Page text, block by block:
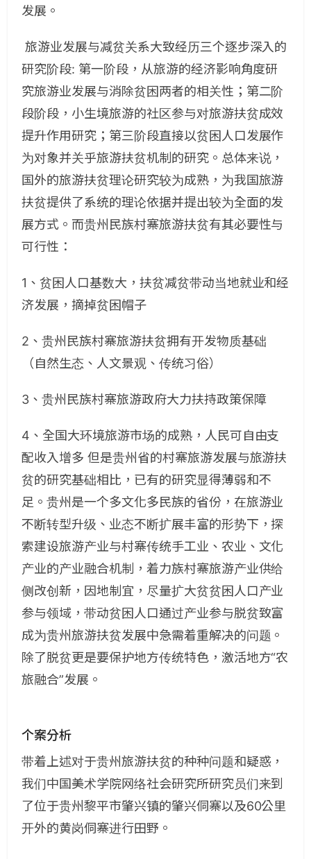
发展。
旅游业发展与减贫关系大致经历三个逐步深入的
研究阶段: 第一阶段，从旅游的经济影响角度研
究旅游业发展与消除贫困两者的相关性；第二阶
段阶段，小生境旅游的社区参与对旅游扶贫成效
提升作用研究；第三阶段直接以贫困人口发展作
为对象并关乎旅游扶贫机制的研究。总体来说，
国外的旅游扶贫理论研究较为成熟，为我国旅游
扶贫提供了系统的理论依据并提出较为全面的发
展方式。而贵州民族村寨旅游扶贫有其必要性与
可行性：
1、贫困人口基数大，扶贫减贫带动当地就业和经
济发展，摘掉贫困帽子
2、贵州民族村寨旅游扶贫拥有开发物质基础
（自然生态、人文景观、传统习俗）
3、贵州民族村寨旅游政府大力扶持政策保障
4、全国大环境旅游市场的成熟，人民可自由支
配收入增多 但是贵州省的村寨旅游发展与旅游扶
贫的研究基础相比，已有的研究显得薄弱和不
足。贵州是一个多文化多民族的省份，在旅游业
不断转型升级、业态不断扩展丰富的形势下，探
索建设旅游产业与村寨传统手工业、农业、文化
产业的产业融合机制，着力族村寨旅游产业供给
侧改创新，因地制宜，尽量扩大贫贫困人口产业
参与领域，带动贫困人口通过产业参与脱贫致富
成为贵州旅游扶贫发展中急需着重解决的问题。
除了脱贫更是要保护地方传统特色，激活地方“农
旅融合”发展。
个案分析
带着上述对于贵州旅游扶贫的种种问题和疑惑，
我们中国美术学院网络社会研究所研究员们来到
了位于贵州黎平市肇兴镇的肇兴侗寨以及60公里
开外的黄岗侗寨进行田野。